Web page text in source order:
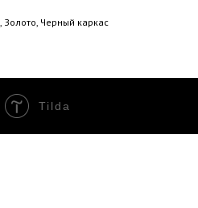
Черный каркас
Tilda